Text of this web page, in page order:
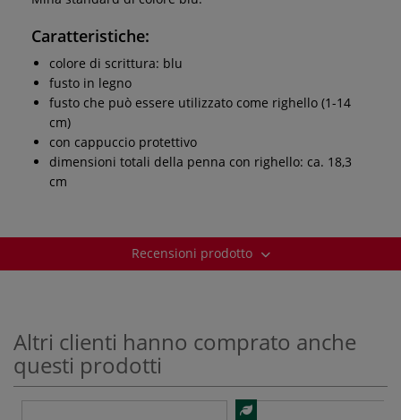
Caratteristiche:
colore di scrittura: blu
fusto in legno
fusto che può essere utilizzato come righello (1-14
cm)
con cappuccio protettivo
dimensioni totali della penna con righello: ca. 18,3
cm
Recensioni prodotto
Altri clienti hanno comprato anche
questi prodotti